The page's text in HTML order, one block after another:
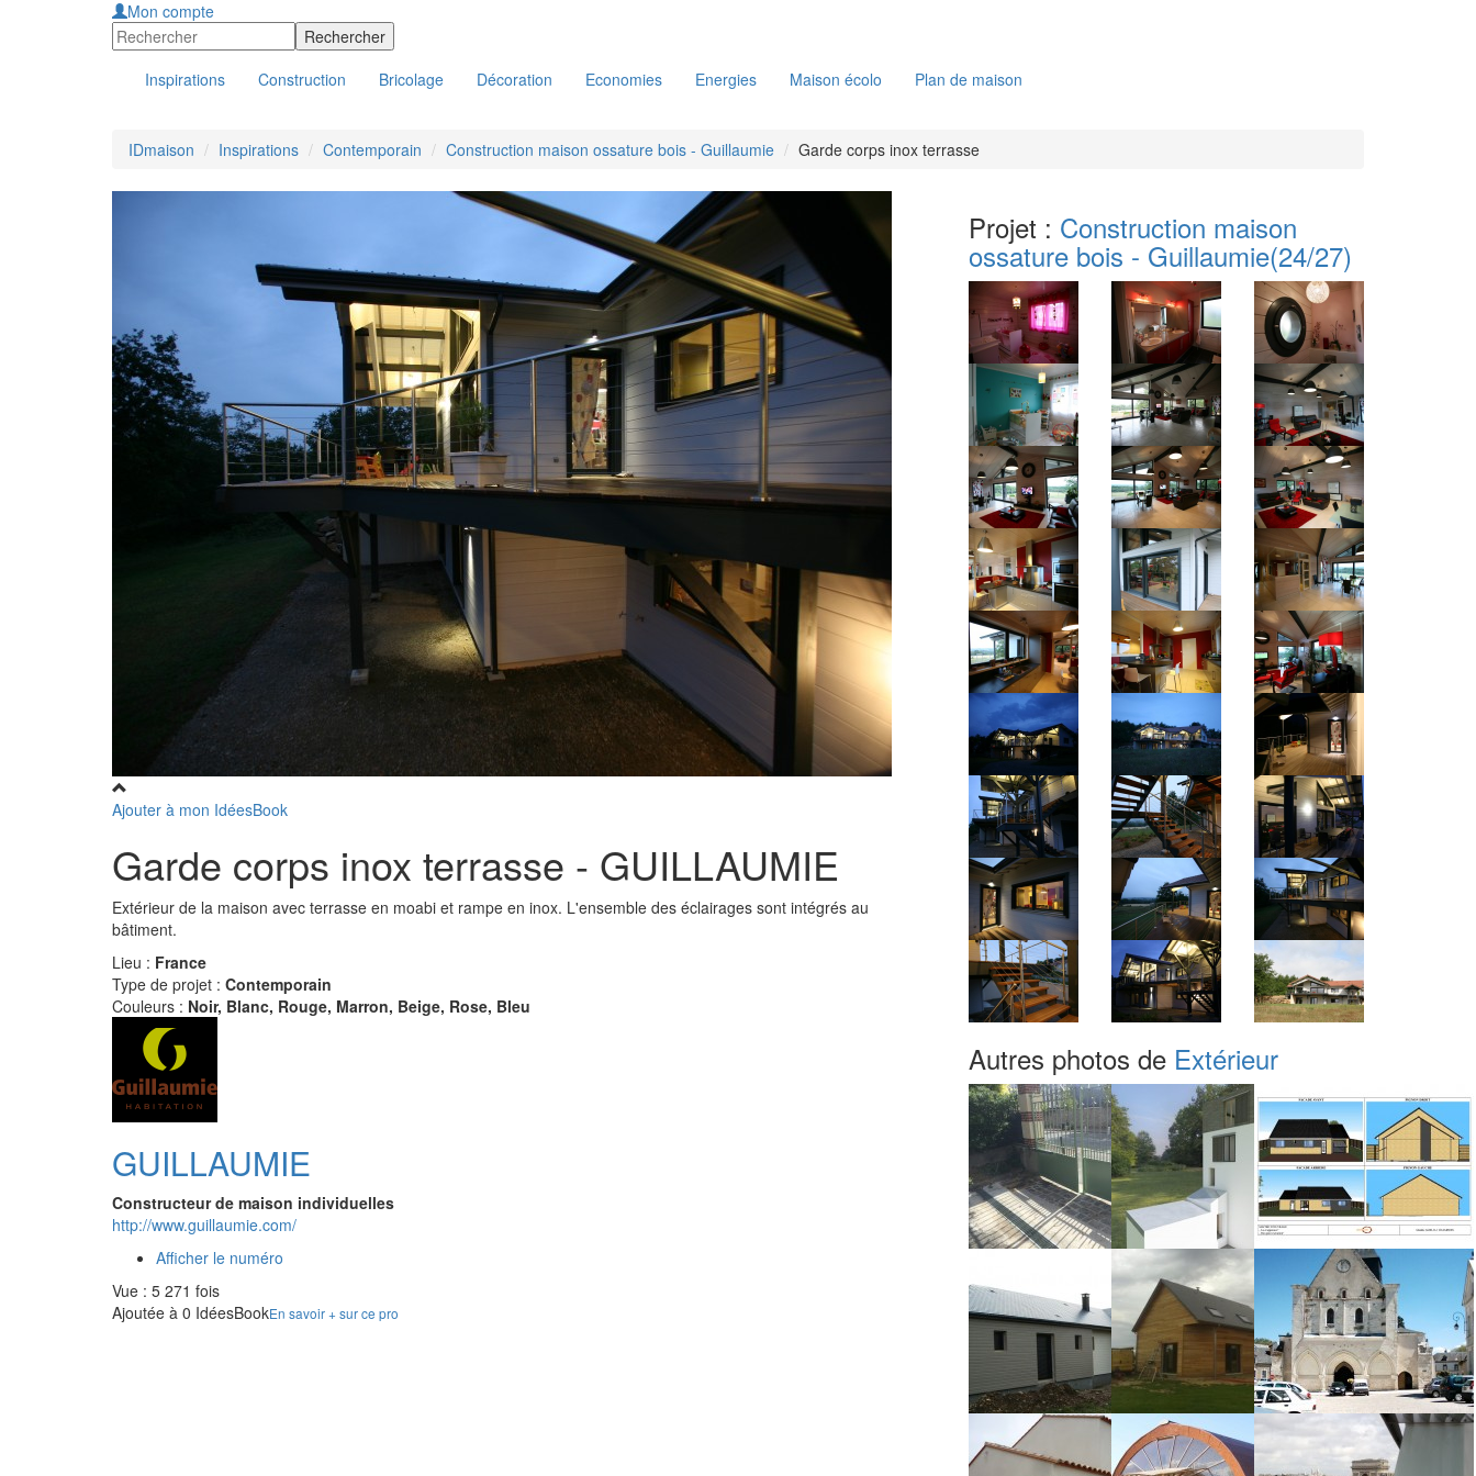
Mon compte
Inspirations Construction Bricolage Décoration Economies Energies Maison écolo Plan de maison
IDmaison Inspirations Contemporain Construction maison ossature bois - Guillaumie Garde corps inox terrasse
Ajouter à mon IdéesBook
Garde corps inox terrasse - GUILLAUMIE
Extérieur de la maison avec terrasse en moabi et rampe en inox. L'ensemble des éclairages sont intégrés au
bâtiment.
Lieu : France
Type de projet : Contemporain
Couleurs : Noir, Blanc, Rouge, Marron, Beige, Rose, Bleu
GUILLAUMIE
Constructeur de maison individuelles
http://www.guillaumie.com/
Afficher le numéro
Vue : 5 271 fois
Ajoutée à 0 IdéesBookEn savoir + sur ce pro
Projet : Construction maison
ossature bois - Guillaumie(24/27)
Autres photos de Extérieur